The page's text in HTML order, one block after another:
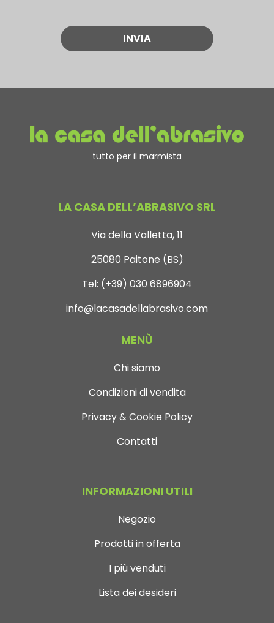
tutto per il marmista
LA CASA DELL’ABRASIVO SRL
Via della Valletta, 11
25080 Paitone (BS)
Tel: (+39) 030 6896904
info@lacasadellabrasivo.com
MENÙ
Chi siamo
Condizioni di vendita
Privacy & Cookie Policy
Contatti
INFORMAZIONI UTILI
Negozio
Prodotti in offerta
I più venduti
Lista dei desideri